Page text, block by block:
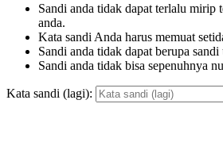
Sandi anda tidak dapat terlalu mirip
anda.
Kata sandi Anda harus memuat
Sandi anda tidak dapat berupa
Sandi anda tidak bisa sepenuhnya
Kata sandi (lagi):